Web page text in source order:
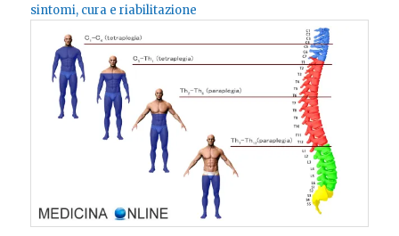
sintomi, cura e riabilitazione